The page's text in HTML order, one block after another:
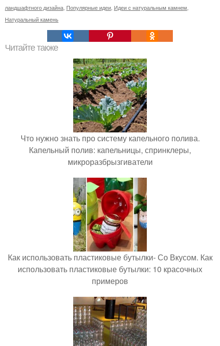
ландшафтного дизайна Популярные идеи Идеи с натуральным камнем
Натуральный камень
Читайте также
Что нужно знать про систему капельного полива.
Капельный полив: капельницы, спринклеры,
микроразбрызгиватели
Как использовать пластиковые бутылки- Со Вкусом. Как
использовать пластиковые бутылки: 10 красочных
примеров